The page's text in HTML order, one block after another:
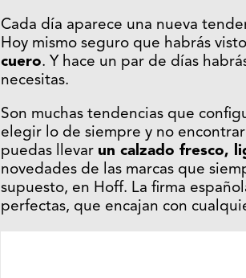
Cada día aparece una nueva
Hoy mismo seguro que habrás
cuero. Y hace un par de días
necesitas.
Son muchas tendencias que
elegir lo de siempre y no
puedas llevar un calzado fresco,
novedades de las marcas que
supuesto, en Hoff. La firma
perfectas, que encajan con